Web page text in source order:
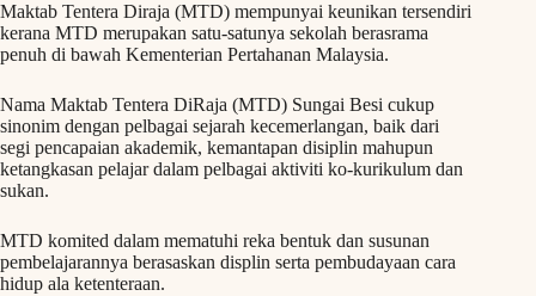
Maktab Tentera Diraja (MTD) mempunyai keunikan tersendiri
kerana MTD merupakan satu-satunya sekolah berasrama
penuh di bawah Kementerian Pertahanan Malaysia.
Nama Maktab Tentera DiRaja (MTD) Sungai Besi cukup
sinonim dengan pelbagai sejarah kecemerlangan, baik dari
segi pencapaian akademik, kemantapan disiplin mahupun
ketangkasan pelajar dalam pelbagai aktiviti ko-kurikulum dan
sukan.
MTD komited dalam mematuhi reka bentuk dan susunan
pembelajarannya berasaskan displin serta pembudayaan cara
hidup ala ketenteraan.